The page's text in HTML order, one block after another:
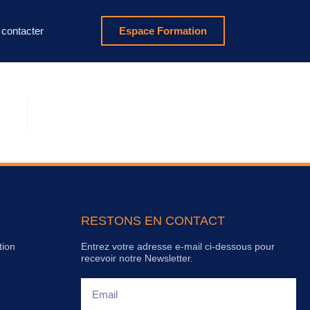
Espace Formation
RESTONS EN CONTACT
Entrez votre adresse e-mail ci-dessous pour
recevoir notre Newsletter.